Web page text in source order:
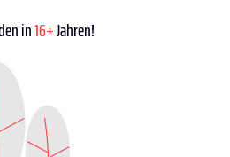
in16+Jahren!